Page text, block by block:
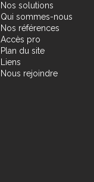
Nos solutions
Qui sommes-nous
Nos références
Accès pro
Plan du site
Liens
Nous rejoindre